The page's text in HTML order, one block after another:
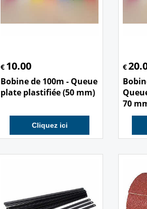
€ 10.00
Bobine de 100m - Queue
plate plastifiée (50 mm)
Cliquez ici
€
70